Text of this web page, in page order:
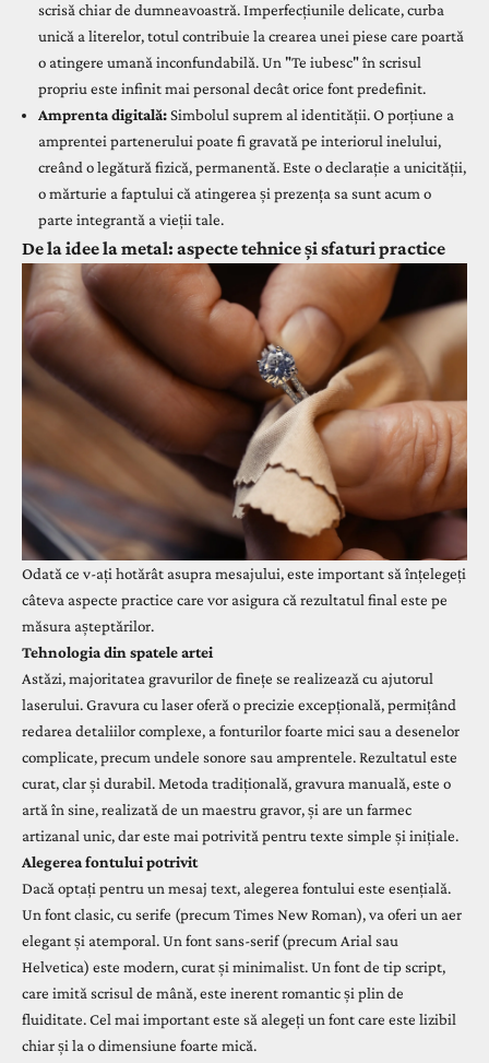
scrisă chiar de dumneavoastră. Imperfecțiunile delicate, curba
unică a literelor, totul contribuie la crearea unei piese care poartă
o atingere umană inconfundabilă. Un "Te iubesc" în scrisul
propriu este infinit mai personal decât orice font predefinit.
Amprenta digitală:Simbolul suprem al identității. O porțiune a
amprentei partenerului poate fi gravată pe interiorul inelului,
creând o legătură fizică, permanentă. Este o declarație a unicității,
o mărturie a faptului că atingerea și prezența sa sunt acum o
parte integrantă a vieții tale.
De la idee la metal: aspecte tehnice și sfaturi practice
Odată ce v-ați hotărât asupra mesajului, este important să înțelegeți
câteva aspecte practice care vor asigura că rezultatul final este pe
măsura așteptărilor.
Tehnologia din spatele artei
Astăzi, majoritatea gravurilor de finețe se realizează cu ajutorul
laserului. Gravura cu laser oferă o precizie excepțională, permițând
redarea detaliilor complexe, a fonturilor foarte mici sau a desenelor
complicate, precum undele sonore sau amprentele. Rezultatul este
curat, clar și durabil. Metoda tradițională, gravura manuală, este o
artă în sine, realizată de un maestru gravor, și are un farmec
artizanal unic, dar este mai potrivită pentru texte simple și inițiale.
Alegerea fontului potrivit
Dacă optați pentru un mesaj text, alegerea fontului este esențială.
Un font clasic, cu serife (precum Times New Roman), va oferi un aer
elegant și atemporal. Un font sans-serif (precum Arial sau
Helvetica) este modern, curat și minimalist. Un font de tip script,
care imită scrisul de mână, este inerent romantic și plin de
fluiditate. Cel mai important este să alegeți un font care este lizibil
chiar și la o dimensiune foarte mică.